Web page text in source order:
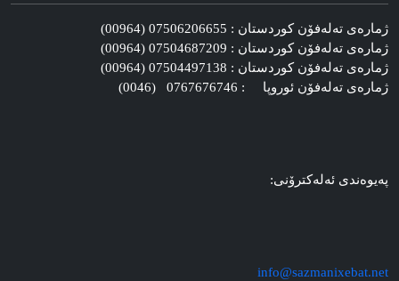
ژماره‌ی ته‌له‌فۆن کوردستان : 07506206655 (00964)
ژماره‌ی ته‌له‌فۆن کوردستان : 07504687209 (00964)
ژماره‌ی ته‌له‌فۆن کوردستان : 07504497138 (00964)
ژماره‌ی ته‌له‌فۆن ئوروپا : 0767676746 (0046)
په‌یوه‌ندی ئه‌له‌کترۆنی:
info@sazmanixebat.net